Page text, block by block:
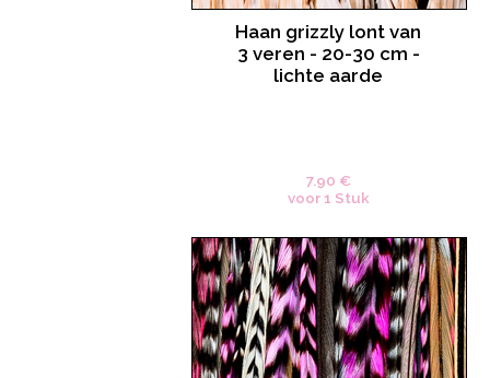
Haan grizzly lont van
3 veren - 20-30 cm -
lichte aarde
7.90 €
voor 1 Stuk